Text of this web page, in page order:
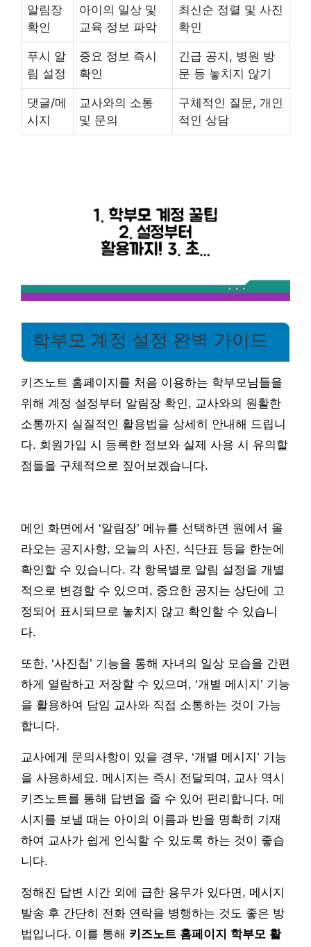
알림장
확인
아이의 일상 및
교육 정보 파악
최신순 정렬 및 사진
확인
푸시 알
림 설정
중요 정보 즉시
확인
긴급 공지, 병원 방
문 등 놓치지 않기
댓글/메
시지
교사와의 소통
및 문의
구체적인 질문, 개인
적인 상담
학부모 계정 설정 완벽 가이드
키즈노트 홈페이지를 처음 이용하는 학부모님들을
위해 계정 설정부터 알림장 확인, 교사와의 원활한
소통까지 실질적인 활용법을 상세히 안내해 드립니
다. 회원가입 시 등록한 정보와 실제 사용 시 유의할
점들을 구체적으로 짚어보겠습니다.
메인 화면에서 ‘알림장’ 메뉴를 선택하면 원에서 올
라오는 공지사항, 오늘의 사진, 식단표 등을 한눈에
확인할 수 있습니다. 각 항목별로 알림 설정을 개별
적으로 변경할 수 있으며, 중요한 공지는 상단에 고
정되어 표시되므로 놓치지 않고 확인할 수 있습니
다.
또한, ‘사진첩’ 기능을 통해 자녀의 일상 모습을 간편
하게 열람하고 저장할 수 있으며, ‘개별 메시지’ 기능
을 활용하여 담임 교사와 직접 소통하는 것이 가능
합니다.
교사에게 문의사항이 있을 경우, ‘개별 메시지’ 기능
을 사용하세요. 메시지는 즉시 전달되며, 교사 역시
키즈노트를 통해 답변을 줄 수 있어 편리합니다. 메
시지를 보낼 때는 아이의 이름과 반을 명확히 기재
하여 교사가 쉽게 인식할 수 있도록 하는 것이 좋습
니다.
정해진 답변 시간 외에 급한 용무가 있다면, 메시지
발송 후 간단히 전화 연락을 병행하는 것도 좋은 방
법입니다. 이를 통해 키즈노트 홈페이지 학부모 활